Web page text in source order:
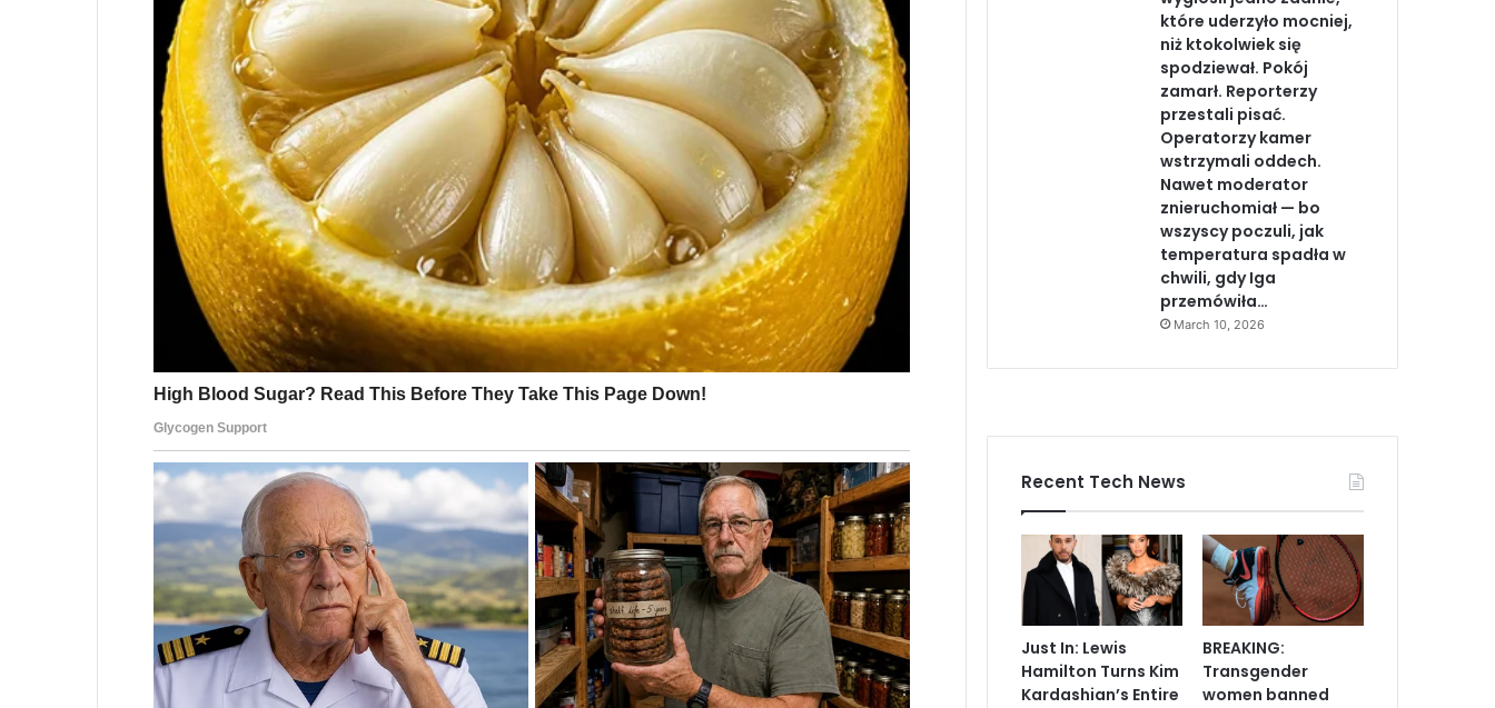
które uderzyło mocniej,
niż ktokolwiek się
spodziewał. Pokój
zamarł. Reporterzy
przestali pisać.
Operatorzy kamer
wstrzymali oddech.
Nawet moderator
znieruchomiał — bo
wszyscy poczuli, jak
temperatura spadła w
chwili, gdy Iga
przemówiła…
March 10, 2026
Recent Tech News
Just In: Lewis
Hamilton Turns Kim
Kardashian’s Entire
BREAKING:
Transgender
women banned